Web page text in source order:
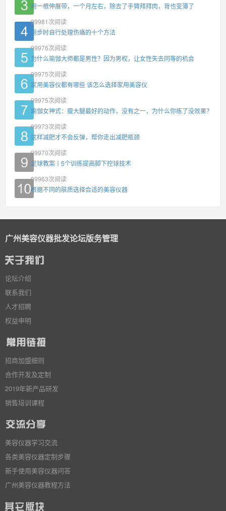
用一根伸展带，一个月左右，除去了手臂拜拜肉，背也变薄了
99981 次阅读
跑步时自行处理伤痛的十个方法
99976次阅读
为什么瑜伽大师都是男性？因为男权，让女性失去同等的机会
99975次阅读
家用美容仪都有哪些 该怎么选择家用美容仪
99975次阅读
瑜伽女神式：瘦大腿最好的动作，没有之一，为什么你练了没效果？
99973次阅读
这样减肥才不会反弹，帮你走出减肥瓶颈
99970次阅读
足球教案丨5个训练提高脚下控球技术
99963次阅读
根据不同的肤质选择合适的美容仪器
广州美容仪器批发论坛版务管理
论坛介绍
联系我们
人才招聘
权益申明
招商加盟细则
合作开发及定制
2019年新产品研发
销售培训课程
美容仪器学习交流
各类美容仪器定制步骤
新手使用美容仪器问答
广州美容仪器教程方法